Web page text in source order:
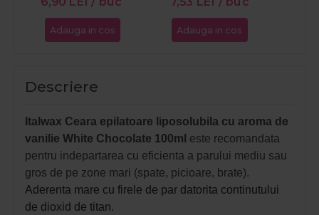
Adauga in cos Adauga in cos
Descriere
Italwax Ceara epilatoare liposolubila cu aroma de
vanilie White Chocolate 100ml este recomandata
pentru indepartarea cu eficienta a parului mediu sau
gros de pe zone mari (spate, picioare, brate).
Aderenta mare cu firele de par datorita continutului
de dioxid de titan.